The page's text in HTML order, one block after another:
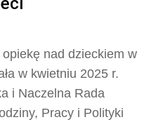
nad dzieckiem w
w kwietniu 2025 r.
i Naczelna Rada
Pracy i Polityki